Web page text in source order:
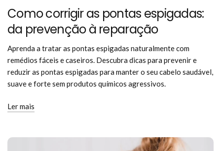
Como corrigir as pontas espigadas:
da prevenção à reparação
Aprenda a tratar as pontas espigadas naturalmente com
remédios fáceis e caseiros. Descubra dicas para prevenir e
reduzir as pontas espigadas para manter o seu cabelo saudável,
suave e forte sem produtos químicos agressivos.
Ler mais